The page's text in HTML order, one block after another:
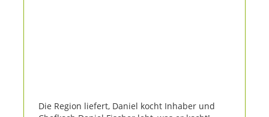
Die Region liefert, Daniel kocht Inhaber und